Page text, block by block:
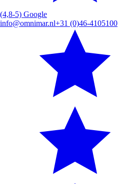
(4,8-5) Google
info@omnimar.nl+31 (0)46-4105100